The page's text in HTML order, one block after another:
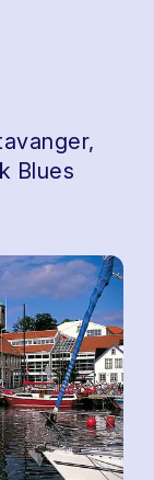
Blues